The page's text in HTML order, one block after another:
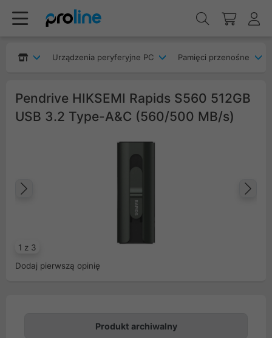
Urządzenia peryferyjne PC Pamięci przenośne
Pendrive HIKSEMI Rapids S560 512GB
USB 3.2 Type-A&C (560/500 MB/s)
1 z 3
Dodaj pierwszą opinię
Produkt archiwalny